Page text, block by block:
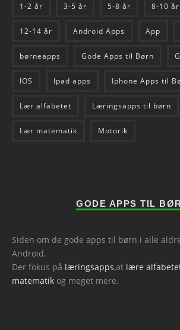
1-2 år 3-5 år 5-8 år 8-10 år
12-14 år Android Apps App
børneapps Gode Apps til Børn
IOS Ipad apps Iphone Apps til
Lær alfabetet Læringsapps til børn
Lær matematik Motorik
GODE APPS TIL
Siden om de gode apps til børn i alle
Android.
Der fokus på læringsapps,at lære
matematik og meget mere.